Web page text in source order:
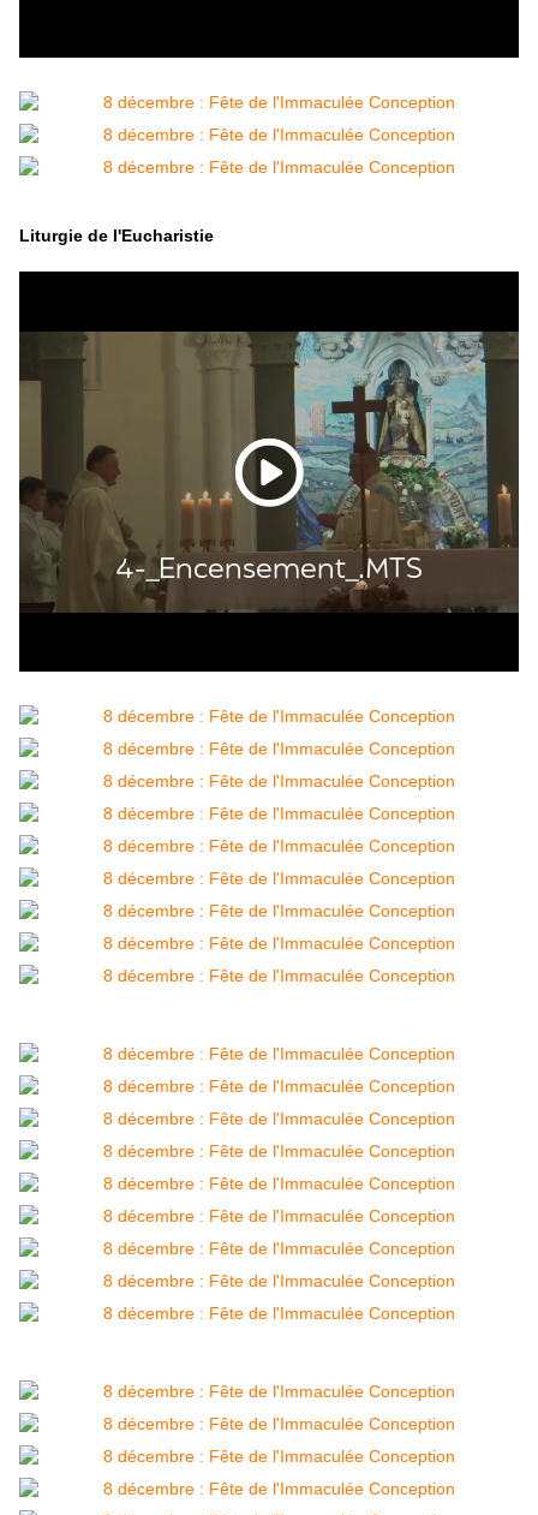
Liturgie de l'Eucharistie